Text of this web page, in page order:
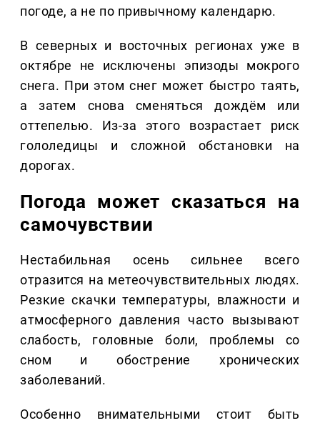
погоде, а не по привычному календарю.
В северных и восточных регионах уже в
октябре не исключены эпизоды мокрого
снега. При этом снег может быстро таять,
а затем снова сменяться дождём или
оттепелью. Из-за этого возрастает риск
гололедицы и сложной обстановки на
дорогах.
Погода может сказаться на
самочувствии
Нестабильная осень сильнее всего
отразится на метеочувствительных людях.
Резкие скачки температуры, влажности и
атмосферного давления часто вызывают
слабость, головные боли, проблемы со
сном и обострение хронических
заболеваний.
Особенно внимательными стоит быть